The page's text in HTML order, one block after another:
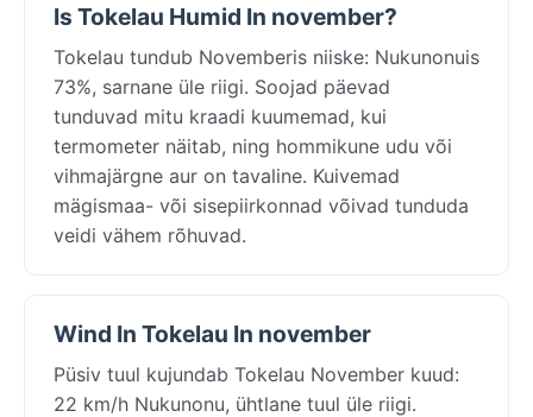
Is Tokelau Humid In november?
Tokelau tundub Novemberis niiske: Nukunonuis
73%, sarnane üle riigi. Soojad päevad
tunduvad mitu kraadi kuumemad, kui
termometer näitab, ning hommikune udu või
vihmajärgne aur on tavaline. Kuivemad
mägismaa- või sisepiirkonnad võivad tunduda
veidi vähem rõhuvad.
Wind In Tokelau In november
Püsiv tuul kujundab Tokelau November kuud:
22 km/h Nukunonu, ühtlane tuul üle riigi.